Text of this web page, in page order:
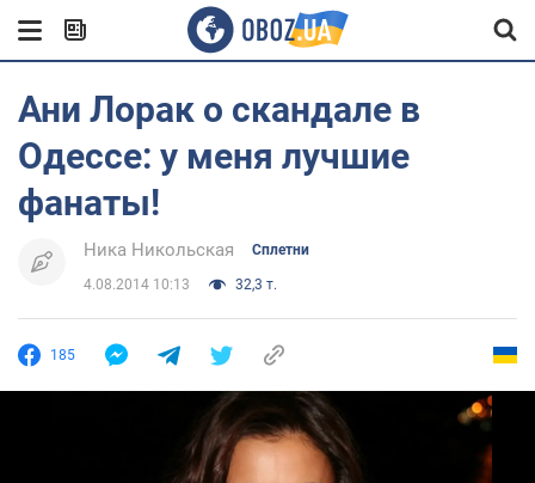
Ани Лорак о скандале в
Одессе: у меня лучшие
фанаты!
Ника Никольская Сплетни
4.08.2014 10:13 32,3 т.
185